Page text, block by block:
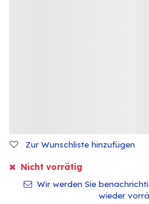
Zur Wunschliste hinzufügen
Nicht vorrätig
Wir werden Sie
wieder